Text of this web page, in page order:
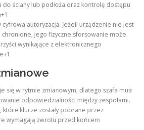
ściany lub podłoża oraz kontrolę dostępu
cyfrowa autoryzacja. Jeżeli urządzenie nie jest
chronione, jego fizyczne sforsowanie może
wynikające z elektronicznego
się w rytmie zmianowym, dlatego szafa musi
odpowiedzialności między zespołami.
które klucze zostały pobrane przez
wymagają zwrotu przed końcem